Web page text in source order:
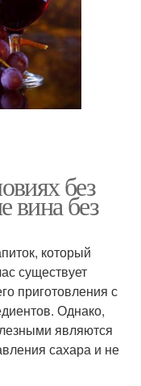
без
вина без
который
существует
приготовления с
Однако,
являются
сахара и не